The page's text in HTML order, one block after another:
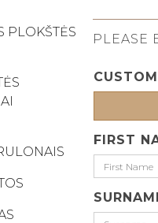
PLOKŠTĖS
PLEASE
FIRST